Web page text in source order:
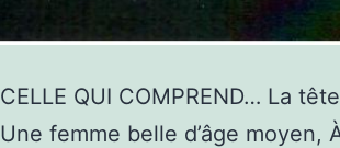
CELLE QUI COMPREND… La
Une femme belle d’âge